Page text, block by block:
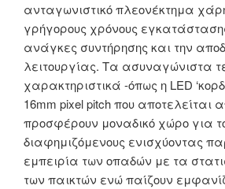
ανταγωνιστικό πλεονέκτημα
γρήγορους χρόνους
ανάγκες συντήρησης και την
λειτουργίας. Τα ασυναγώνιστα
χαρακτηριστικά -όπως η LED
16mm pixel pitch που αποτελείται
προσφέρουν μοναδικό χώρο για
διαφημιζόμενους ενισχύοντας
εμπειρία των οπαδών με τα
των παικτών ενώ παίζουν